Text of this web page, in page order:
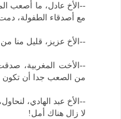
--الأخ عادل، ما أصعب
مع أصدقاء الطفولة،
--الأخ عزيز، قليل منا
--الأخت المغربية،
من الصعب جدا أن تكون
--الأخ عبد الهادي،
لا زال هناك أمل!